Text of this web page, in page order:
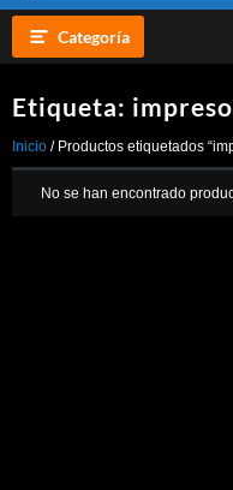
Categoría
Etiqueta:
Inicio / Productos etiquetados
No se han encontrado